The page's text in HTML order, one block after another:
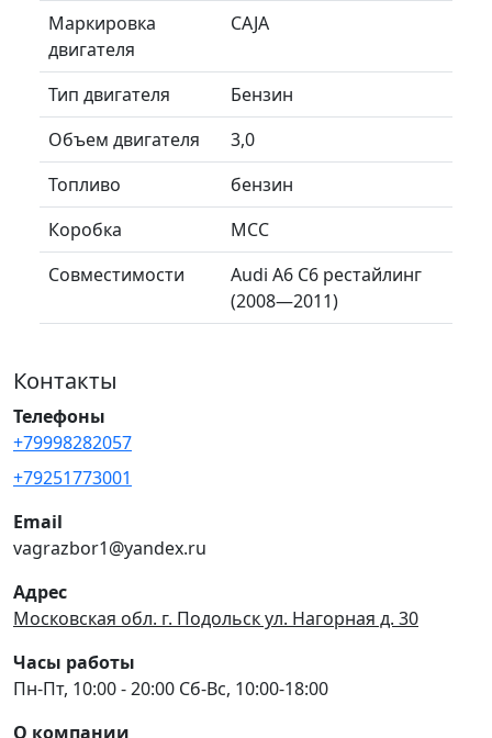
Маркировка
двигателя
CAJA
Тип двигателя
Бензин
Объем двигателя
3,0
Топливо
бензин
Коробка
MCC
Совместимости
Audi A6 C6 рестайлинг
(2008—2011)
Контакты
Телефоны
+79998282057
+79251773001
Email
vagrazbor1@yandex.ru
Адрес
Московская обл. г. Подольск ул. Нагорная д. 30
Часы работы
Пн-Пт, 10:00 - 20:00 Сб-Вс, 10:00-18:00
О компании